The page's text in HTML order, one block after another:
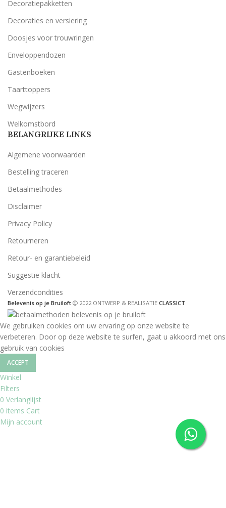
Decoratiepakketten
Decoraties en versiering
Doosjes voor trouwringen
Enveloppendozen
Gastenboeken
Taarttoppers
Wegwijzers
Welkomstbord
BELANGRIJKE LINKS
Algemene voorwaarden
Bestelling traceren
Betaalmethodes
Disclaimer
Privacy Policy
Retourneren
Retour- en garantiebeleid
Suggestie klacht
Verzendcondities
Belevenis op je Bruiloft 2022 ONTWERP & REALISATIE CLASSICT
We gebruiken cookies om uw ervaring op onze website te
verbeteren. Door op deze website te surfen, gaat u akkoord met ons
gebruik van cookies
ACCEPT
Winkel
Filters
0 Verlanglijst
0 items Cart
Mijn account